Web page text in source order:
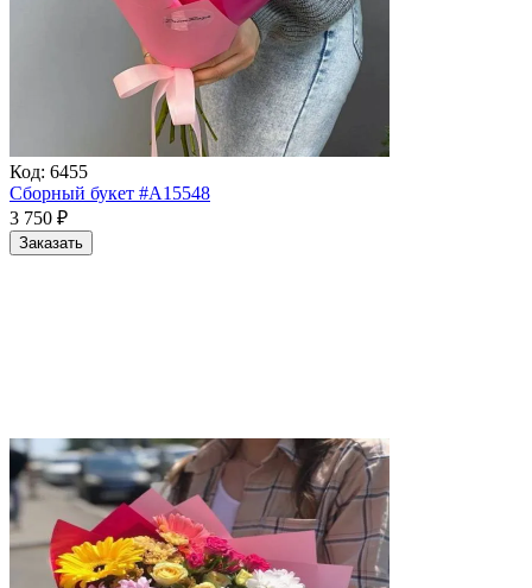
Код: 6455
Сборный букет #A15548
3 750 ₽
Заказать